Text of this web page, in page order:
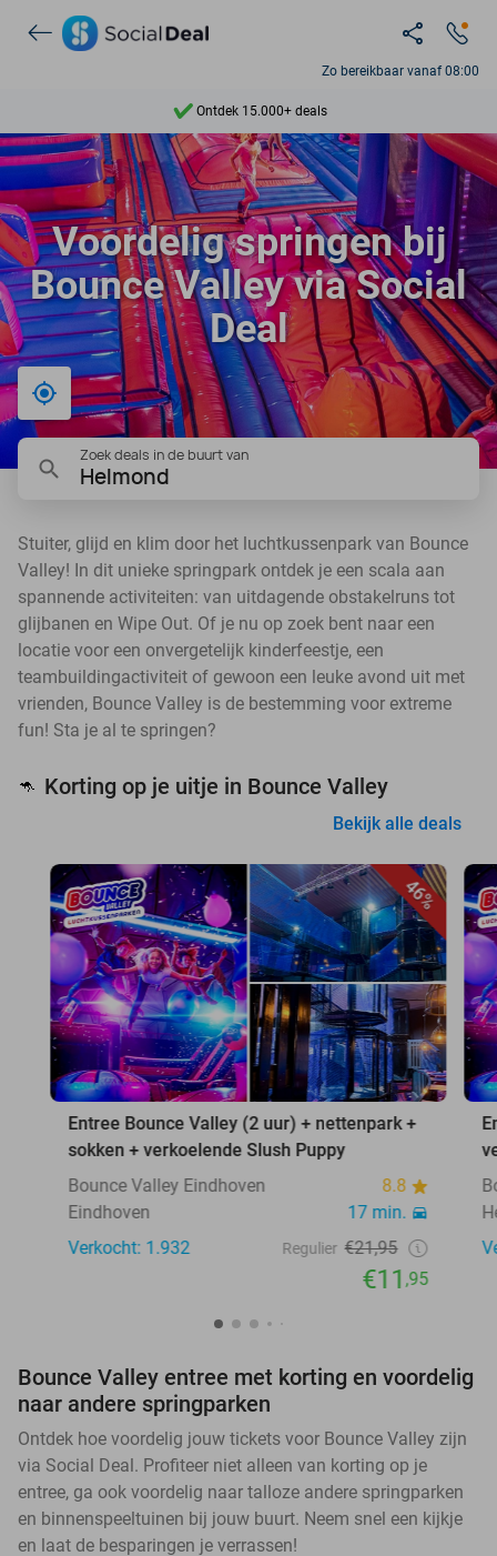
Zo bereikbaar vanaf 08:00
Ontdek 15.000+ deals
7 dagen per week beschikbaar
10+ miljoen leden
9,4
Ontdek 15.000+ deals
Voordelig springen bij
Bounce Valley via Social
Deal
Bij mij in de buurt
Zoek deals in de buurt van
Helmond
Stuiter, glijd en klim door het luchtkussenpark van Bounce
Valley! In dit unieke springpark ontdek je een scala aan
spannende activiteiten: van uitdagende obstakelruns tot
glijbanen en Wipe Out. Of je nu op zoek bent naar een
locatie voor een onvergetelijk kinderfeestje, een
teambuildingactiviteit of gewoon een leuke avond uit met
vrienden, Bounce Valley is de bestemming voor extreme
fun! Sta je al te springen?
🦘 Korting op je uitje in Bounce Valley
Bekijk alle deals
46%
Entree Bounce Valley (2 uur) + nettenpark +
sokken + verkoelende Slush Puppy
Bounce Valley Eindhoven
8.8
Eindhoven
17 min.
Verkocht: 1.932
Regulier €21,95
€11,95
Bounce Valley entree met korting en voordelig
naar andere springparken
Ontdek hoe voordelig jouw tickets voor Bounce Valley zijn
via Social Deal. Profiteer niet alleen van korting op je
entree, ga ook voordelig naar talloze andere springparken
en binnenspeeltuinen bij jouw buurt. Neem snel een kijkje
en laat de besparingen je verrassen!